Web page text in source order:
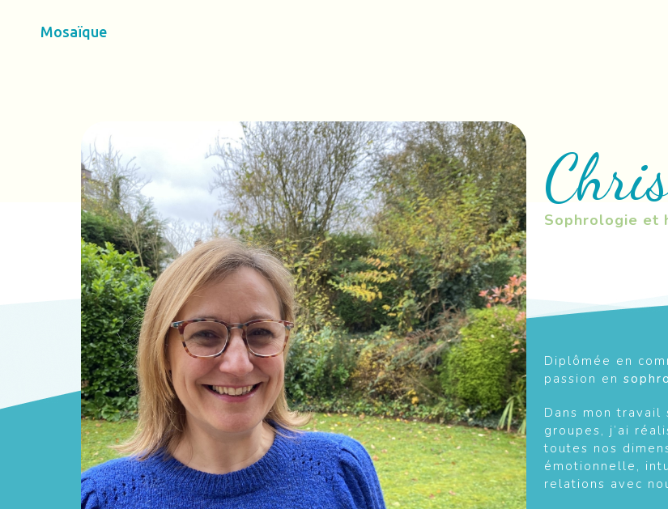
Mosaïque
Sophrologie et
Diplômée en
passion en
Dans mon travail
groupes, j’ai
toutes nos
émotionnelle,
relations avec